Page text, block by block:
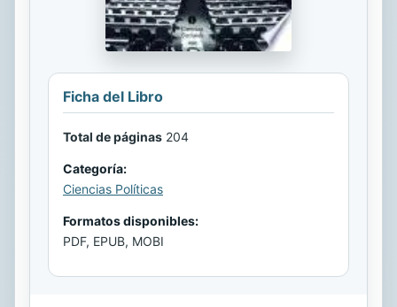
Ficha del Libro
Total de páginas 204
Categoría:
Ciencias Políticas
Formatos disponibles:
PDF, EPUB, MOBI